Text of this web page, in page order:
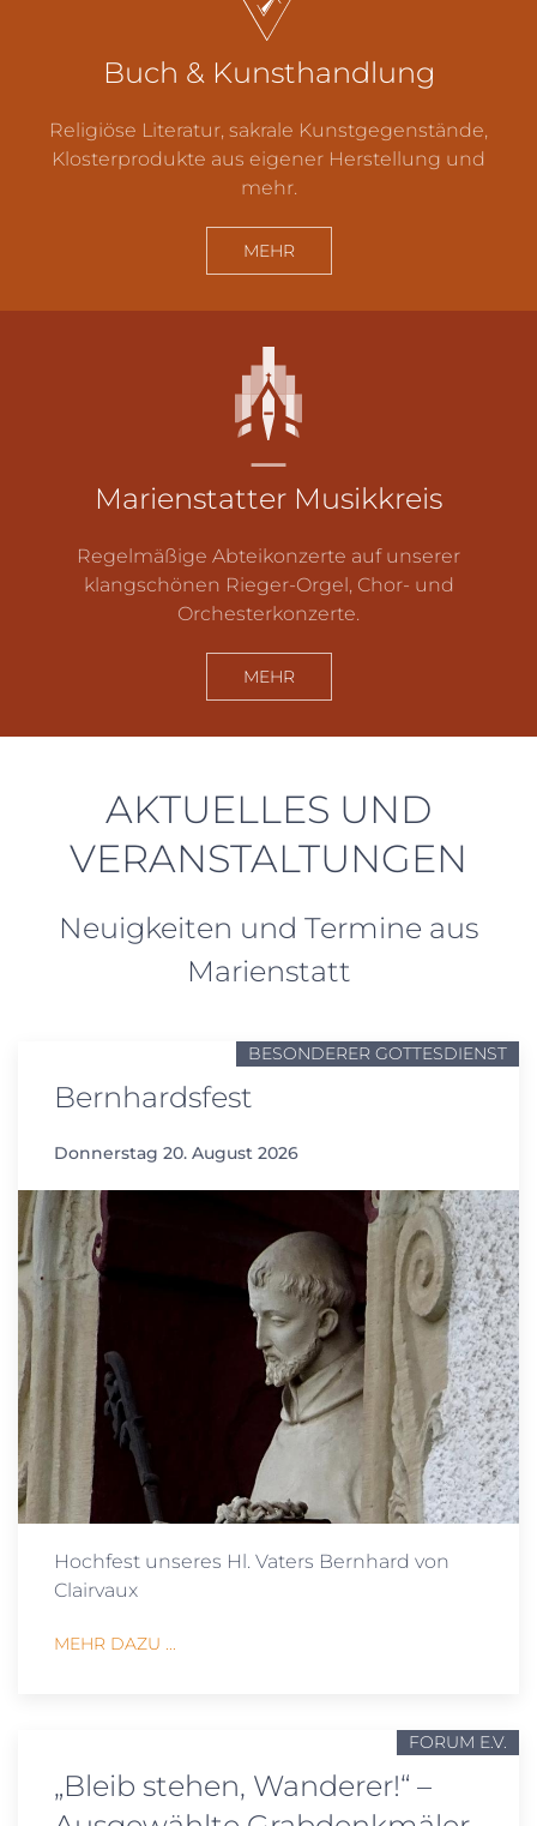
Buch & Kunsthandlung
Religiöse Literatur, sakrale Kunstgegenstände,
Klosterprodukte aus eigener Herstellung und
mehr.
MEHR
Marienstatter Musikkreis
Regelmäßige Abteikonzerte auf unserer
klangschönen Rieger-Orgel, Chor- und
Orchesterkonzerte.
MEHR
AKTUELLES UND
VERANSTALTUNGEN
Neuigkeiten und Termine aus
Marienstatt
BESONDERER GOTTESDIENST
Bernhardsfest
Donnerstag 20. August 2026
Hochfest unseres Hl. Vaters Bernhard von
Clairvaux
MEHR DAZU ...
FORUM E.V.
„Bleib stehen, Wanderer!“ –